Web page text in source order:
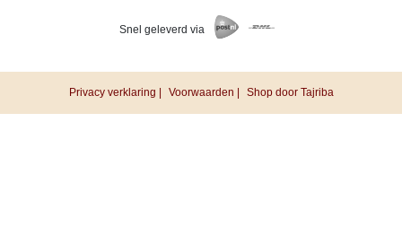
Snel geleverd via
Privacy verklaring | Voorwaarden | Shop door Tajriba